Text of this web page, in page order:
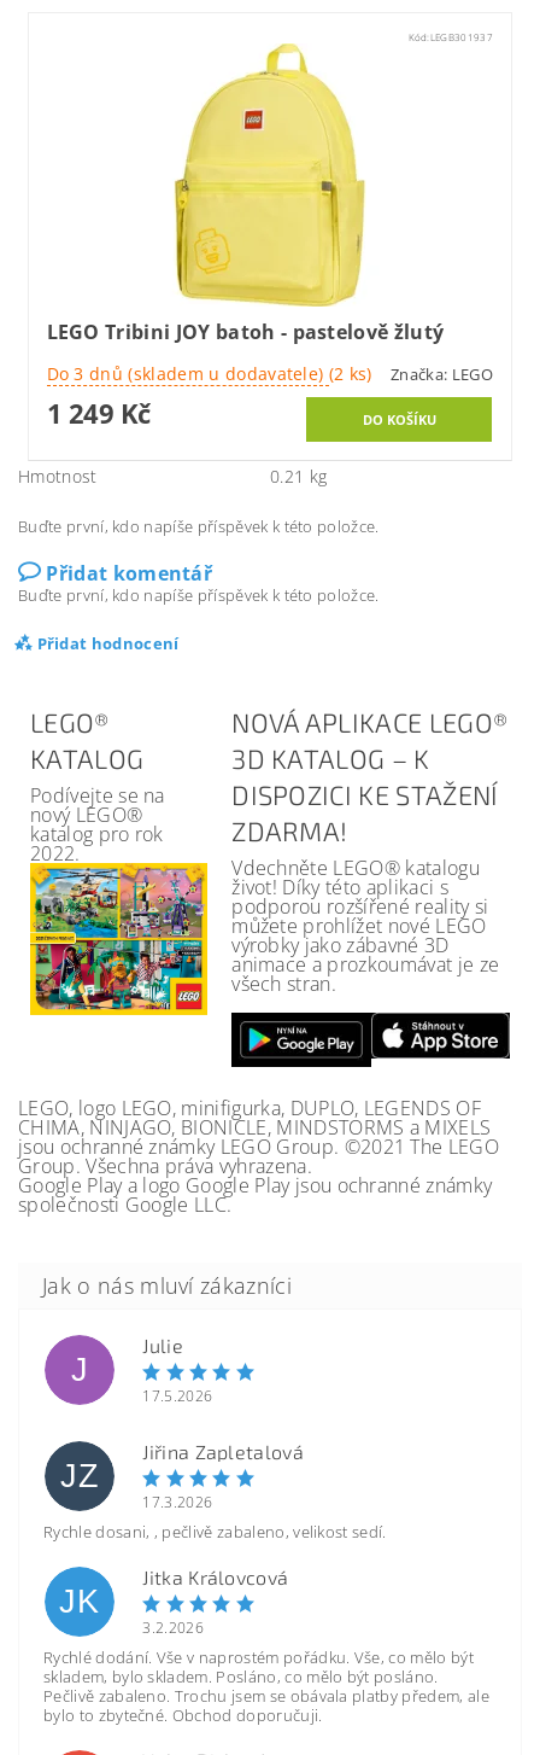
Kód: LEGB301937
LEGO Tribini JOY batoh - pastelově žlutý
Do 3 dnů (skladem u dodavatele) (2 ks) Značka: LEGO
1 249 Kč
Hmotnost 0.21 kg
Buďte první, kdo napíše příspěvek k této položce.
Přidat komentář
Buďte první, kdo napíše příspěvek k této položce.
Přidat hodnocení
LEGO®
KATALOG
Podívejte se na
nový LEGO®
katalog pro rok
2022.
NOVÁ APLIKACE LEGO®
3D KATALOG – K
DISPOZICI KE STAŽENÍ
ZDARMA!
Vdechněte LEGO® katalogu
život! Díky této aplikaci s
podporou rozšířené reality si
můžete prohlížet nové LEGO
výrobky jako zábavné 3D
animace a prozkoumávat je ze
všech stran.
LEGO, logo LEGO, minifigurka, DUPLO, LEGENDS OF
CHIMA, NINJAGO, BIONICLE, MINDSTORMS a MIXELS
jsou ochranné známky LEGO Group. ©2021 The LEGO
Group. Všechna práva vyhrazena.
Google Play a logo Google Play jsou ochranné známky
společnosti Google LLC.
J
Julie
17.5.2026
JZ
Jiřina Zapletalová
17.3.2026
Rychle dosani, , pečlivě zabaleno, velikost sedí.
JK
Jitka Královcová
3.2.2026
Rychlé dodání. Vše v naprostém pořádku. Vše, co mělo být
skladem, bylo skladem. Posláno, co mělo být posláno.
Pečlivě zabaleno. Trochu jsem se obávala platby předem, ale
bylo to zbytečné. Obchod doporučuji.